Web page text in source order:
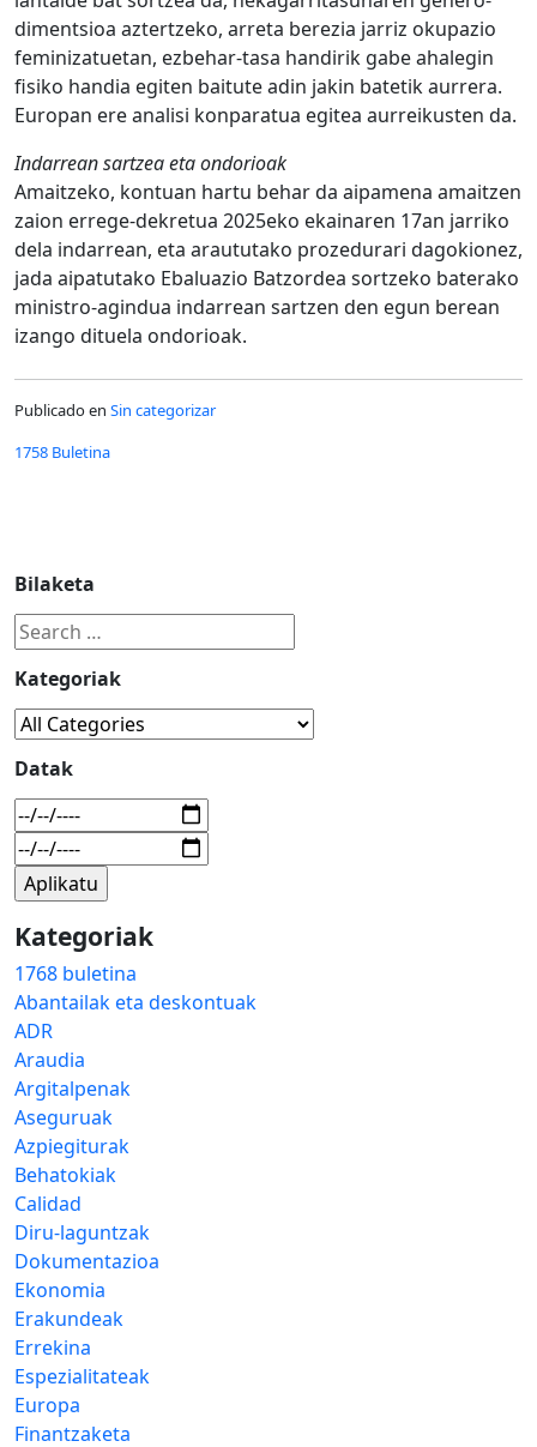
dimentsioa aztertzeko, arreta berezia jarriz okupazio
feminizatuetan, ezbehar-tasa handirik gabe ahalegin
fisiko handia egiten baitute adin jakin batetik aurrera.
Europan ere analisi konparatua egitea aurreikusten da.
Indarrean sartzea eta ondorioak
Amaitzeko, kontuan hartu behar da aipamena amaitzen
zaion errege-dekretua 2025eko ekainaren 17an jarriko
dela indarrean, eta araututako prozedurari dagokionez,
jada aipatutako Ebaluazio Batzordea sortzeko baterako
ministro-agindua indarrean sartzen den egun berean
izango dituela ondorioak.
Publicado en Sin categorizar
1758 Buletina
Bilaketa
Kategoriak
Datak
Kategoriak
1768 buletina
Abantailak eta deskontuak
ADR
Araudia
Argitalpenak
Aseguruak
Azpiegiturak
Behatokiak
Calidad
Diru-laguntzak
Dokumentazioa
Ekonomia
Erakundeak
Errekina
Espezialitateak
Europa
Finantzaketa